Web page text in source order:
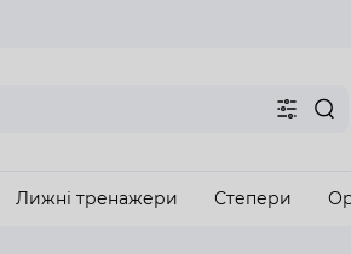
Лижні тренажери Степери
Закрити